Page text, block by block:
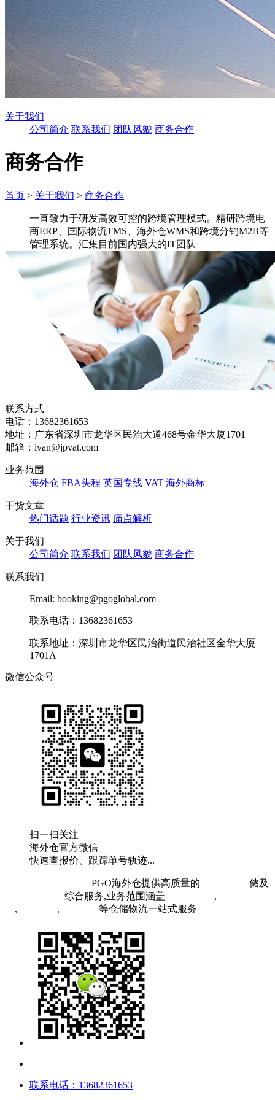
关于我们
公司简介 联系我们 团队风貌 商务合作
商务合作
首页 > 关于我们 > 商务合作
一直致力于研发高效可控的跨境管理模式。精研跨境电
商ERP、国际物流TMS、海外仓WMS和跨境分销M2B等
管理系统。汇集目前国内强大的IT团队
联系方式
电话：13682361653
地址：广东省深圳市龙华区民治大道468号金华大厦1701
邮箱：ivan@jpvat.com
业务范围
海外仓 FBA头程 英国专线 VAT 海外商标
干货文章
热门话题 行业资讯 痛点解析
关于我们
公司简介 联系我们 团队风貌 商务合作
联系我们
Email: booking@pgoglobal.com
联系电话：13682361653
联系地址：深圳市龙华区民治街道民治社区金华大厦
1701A
微信公众号
扫一扫关注
海外仓官方微信
快速查报价、跟踪单号轨迹...
PGO海外仓提供高质量的
储及
综合服务,业务范围涵盖 ,
, , 等仓储物流一站式服务
联系电话：13682361653